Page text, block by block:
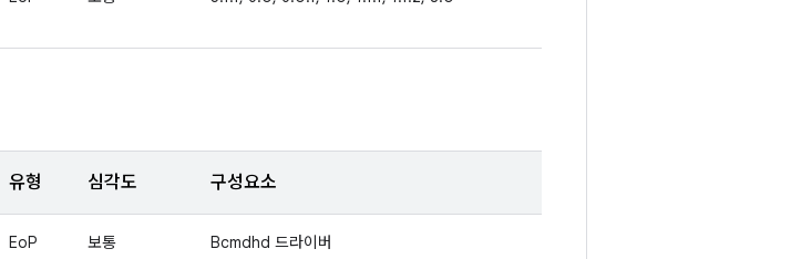
유형 심각도 구성요소
EoP 보통 Bcmdhd 드라이버